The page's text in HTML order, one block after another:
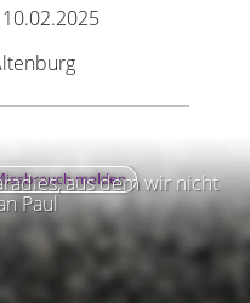
10.02.2025
aus dem wir nicht
Paul
melden